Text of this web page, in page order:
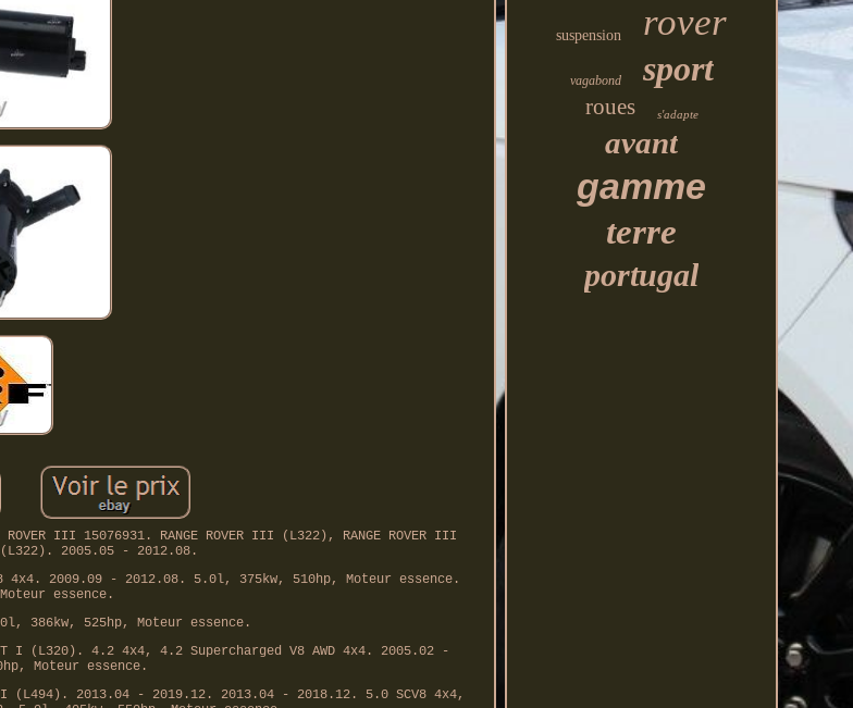
ROVER III 15076931. RANGE ROVER III (L322), RANGE ROVER III
(L322). 2005.05 - 2012.08.
2009.09 - 2012.08. 5.0l, 375kw, 510hp, Moteur essence.
essence.
386kw, 525hp, Moteur essence.
I (L320). 4.2 4x4, 4.2 Supercharged V8 AWD 4x4. 2005.02 -
Moteur essence.
II (L494). 2013.04 - 2019.12. 2013.04 - 2018.12. 5.0 SCV8 4x4,
suspension rover
vagabond sport
roues s'adapte
avant
gamme
terre
portugal